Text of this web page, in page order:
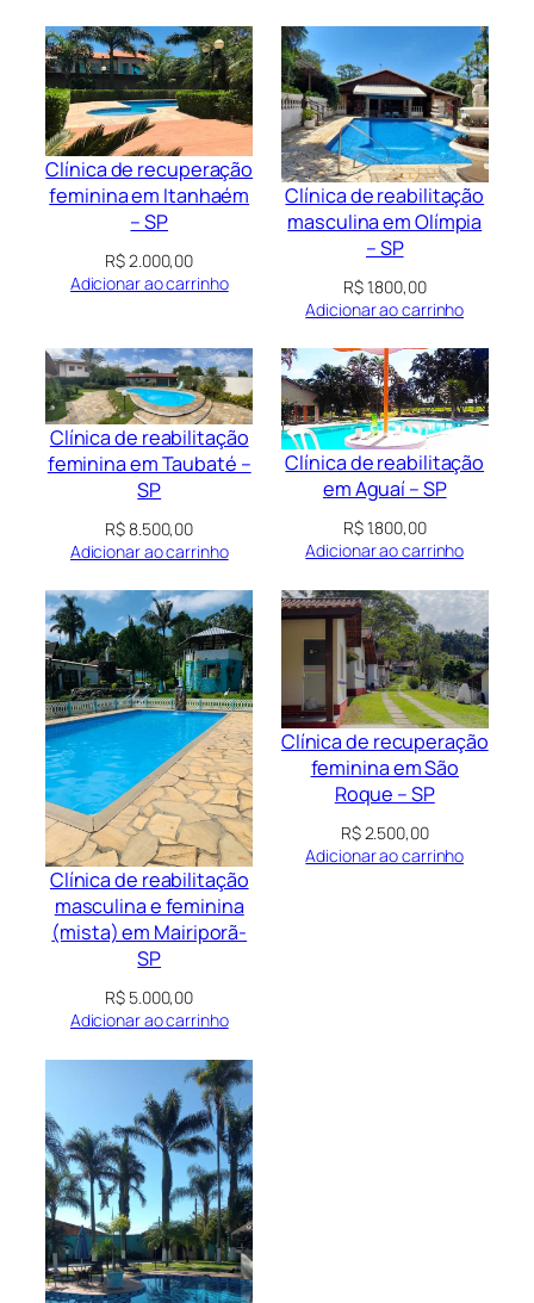
Clínica de recuperação
feminina em Itanhaém
– SP
R$2.000,00
Adicionar ao carrinho
Clínica de reabilitação
masculina em Olímpia
– SP
R$1.800,00
Adicionar ao carrinho
Clínica de reabilitação
feminina em Taubaté –
SP
R$8.500,00
Adicionar ao carrinho
Clínica de reabilitação
em Aguaí – SP
R$1.800,00
Adicionar ao carrinho
Clínica de reabilitação
masculina e feminina
(mista) em Mairiporã-
SP
R$ 5.000,00
Adicionar ao carrinho
Clínica de recuperação
feminina em São
Roque – SP
R$2.500,00
Adicionar ao carrinho